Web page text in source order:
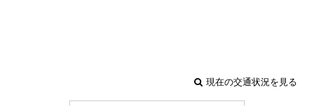
現在の交通状況を見る